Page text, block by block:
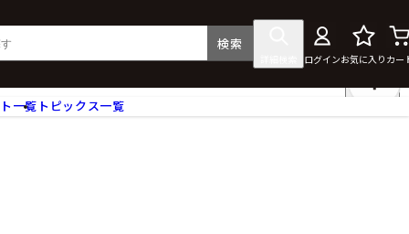
検索
ログインお気に入り カー
一覧 トピックス一覧